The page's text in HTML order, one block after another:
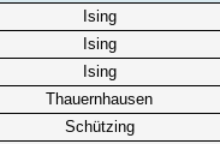
Ising
Ising
Ising
Thauernhausen
Schützing